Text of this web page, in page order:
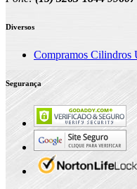
Diversos
Compramos Cilindros
Segurança